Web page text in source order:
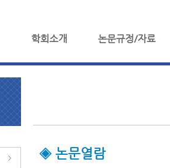
학회소개 논문규정/자료
◈ 논문열람